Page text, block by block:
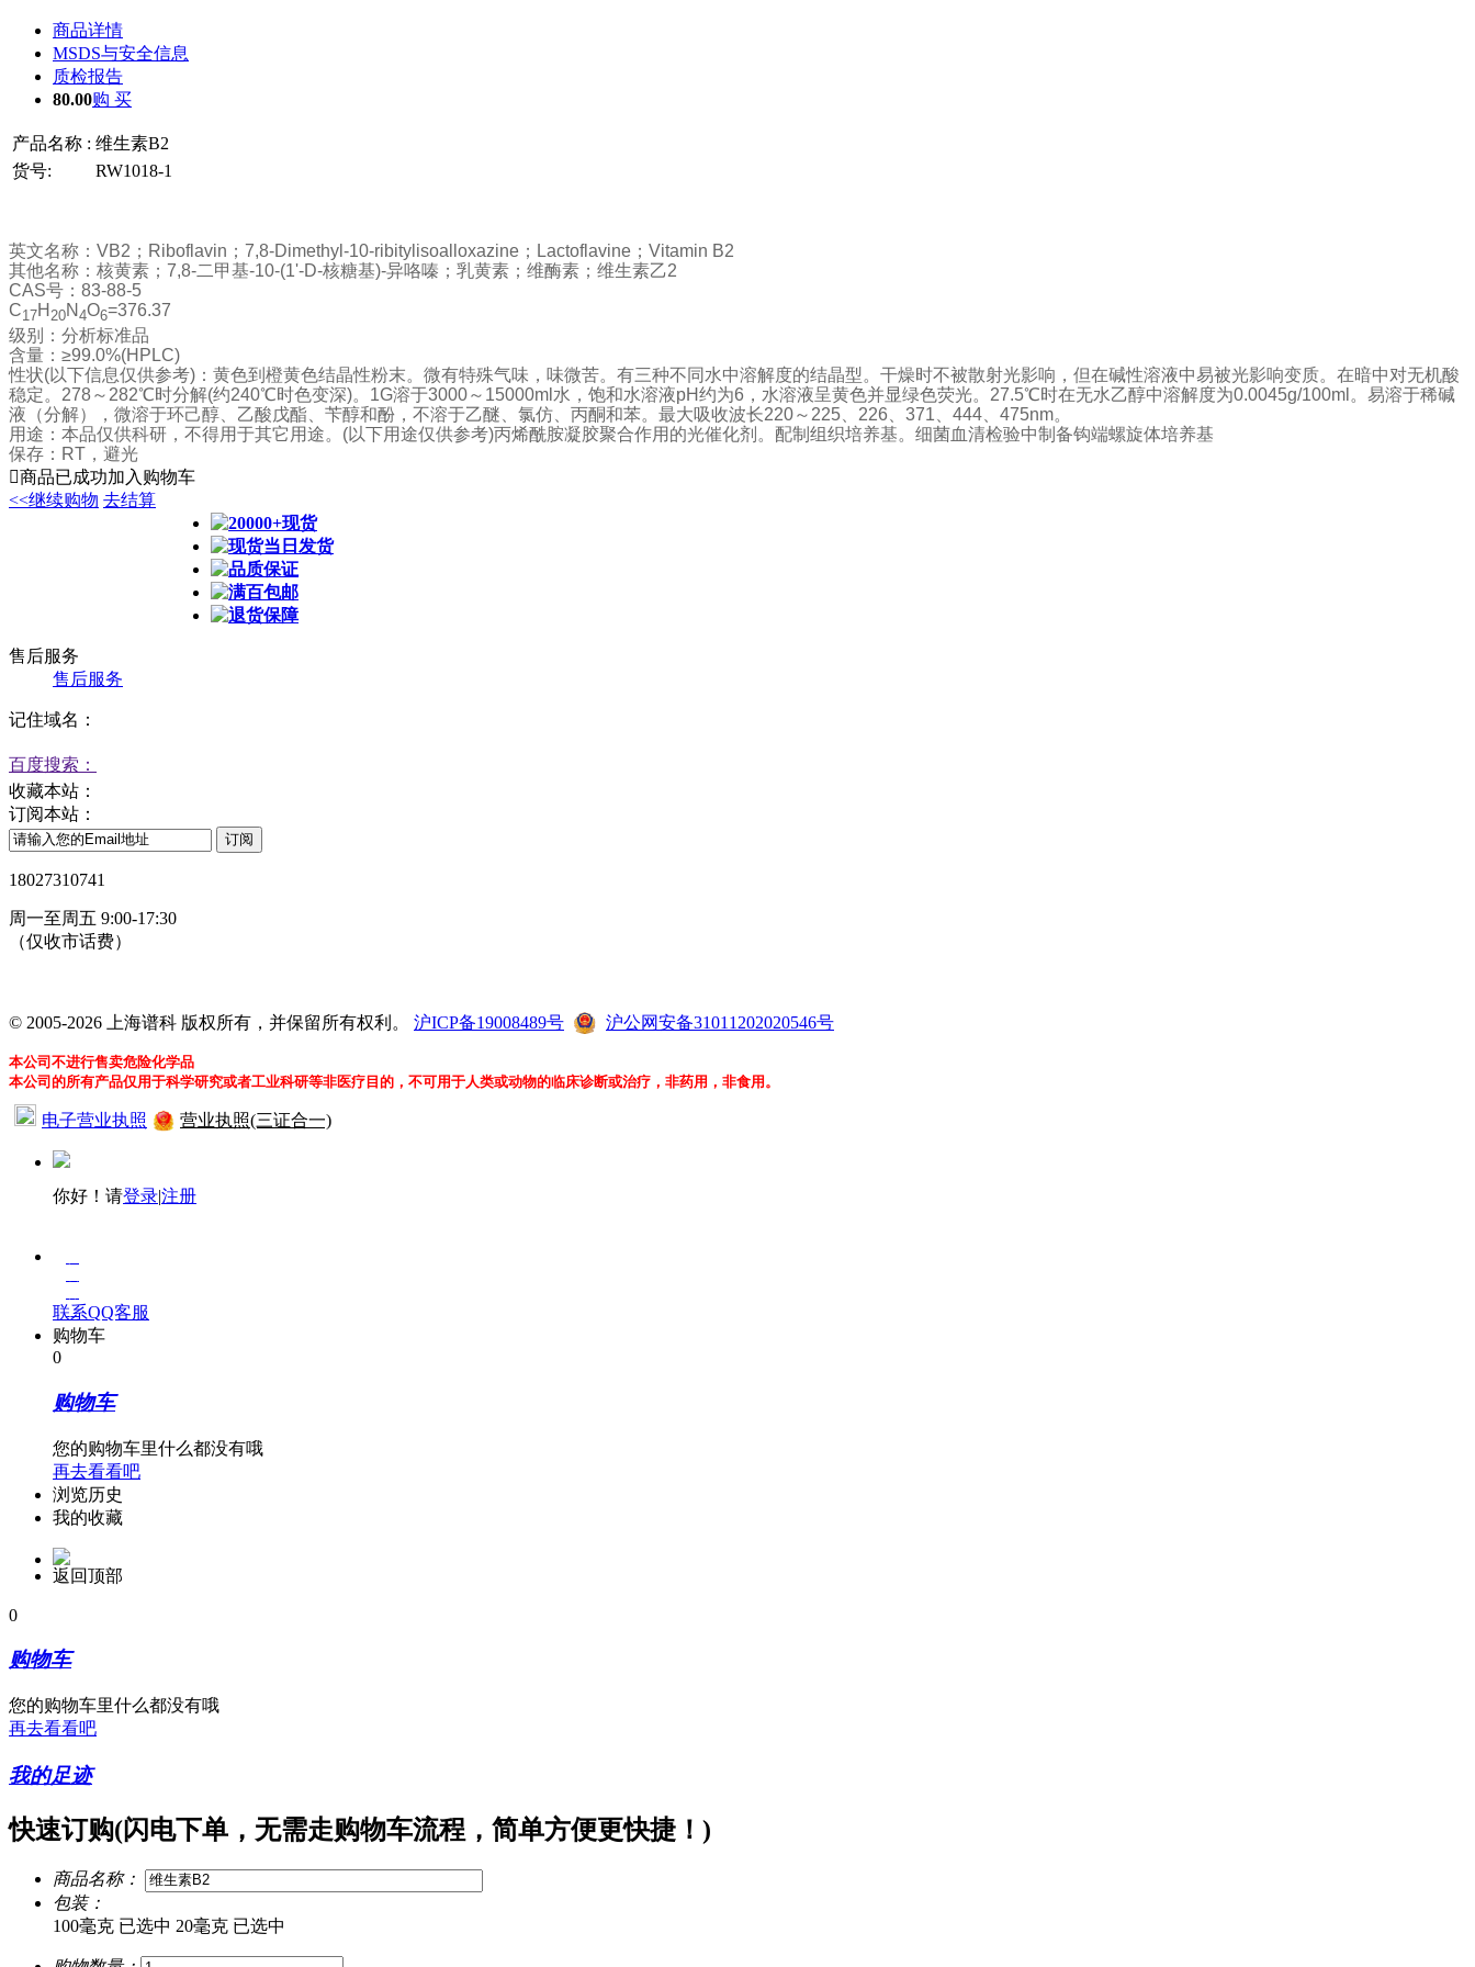
商品详情
MSDS与安全信息
质检报告
80.00购 买
产品名称 : 维生素B2
货号:
RW1018-1
英文名称： VB2 ； Riboflavin ； 7,8-Dimethyl-10-ribitylisoalloxazine ； Lactoflavine ； Vitamin B2
其他名称：核黄素； 7,8-二甲基-10-(1'-D-核糖基)-异咯嗪；乳黄素；维酶素；维生素乙2
CAS号： 83-88-5
C17H 20N 4O6=376.37
级别： 分析标准品
含量： ≥99.0%(HPLC)
性状(以下信息仅供参考) ：黄色到橙黄色结晶性粉末。微有特殊气味，味微苦。有三种不同水中溶解度的结晶型。干燥时不被散射光影响，但在碱性溶液中易被光影响变质。在暗中对无机酸
稳定。 278～ 282℃时分解(约240℃时色变深)。 1G溶于3000～ 15000ml 水，饱和水溶液pH约为6 ，水溶液呈黄色并显绿色荧光。 27.5℃时在无水乙醇中溶解度为0.0045g/100ml 。易溶于稀碱
液（分解），微溶于环己醇、乙酸戊酯、苄醇和酚，不溶于乙醚、氯仿、丙酮和苯。最大吸收波长220～ 225 226 371 444 475nm。
用途：本品仅供科研，不得用于其它用途。 (以下用途仅供参考)丙烯酰胺凝胶聚合作用的光催化剂。配制组织培养基。细菌血清检验中制备钩端螺旋体培养基
保存： RT ，避光
商品已成功加入购物车
<<继续购物 去结算
20000+现货
现货当日发货
品质保证
满百包邮
退货保障
售后服务
售后服务
记住域名：
百度搜索：
收藏本站：
订阅本站：
18027310741
周一至周五 9:00-17:30
（仅收市话费）
© 2005-2026 上海谱科 版权所有，并保留所有权利。 沪ICP备19008489号 沪公网安备31011202020546号
本公司不进行售卖危险化学品
本公司的所有产品仅用于科学研究或者工业科研等非医疗目的，不可用于人类或动物的临床诊断或治疗，非药用，非食用。
电子营业执照 营业执照(三证合一)
你好！请登录|注册
服
联系QQ客服
购物车
0
购物车
您的购物车里什么都没有哦
再去看看吧
浏览历史
我的收藏
返回顶部
0
购物车
您的购物车里什么都没有哦
再去看看吧
我的足迹
快速订购(闪电下单，无需走购物车流程，简单方便更快捷！)
商品名称：
包装：
100毫克 已选中 20毫克 已选中